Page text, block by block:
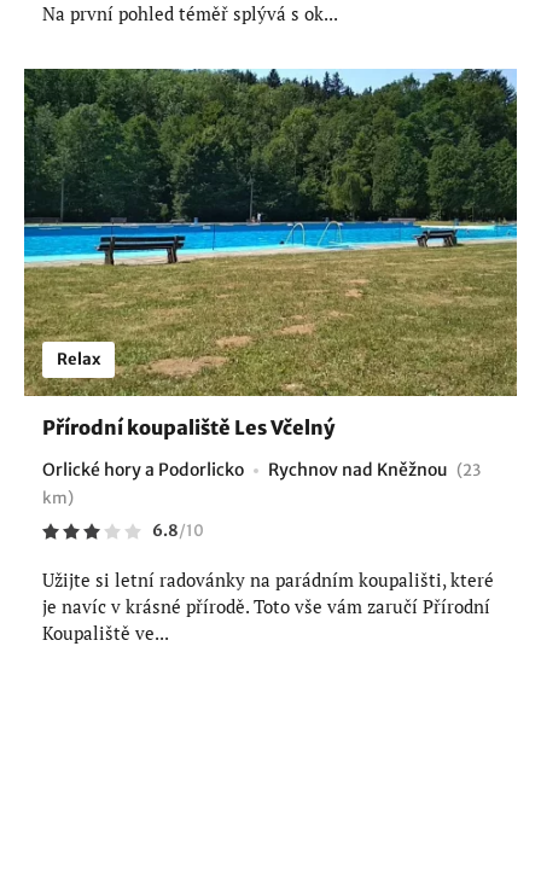
Na první pohled téměř splývá s ok...
Relax
Přírodní koupaliště Les Včelný
Orlické hory a Podorlicko Rychnov nad Kněžnou (23
km)
6.8/10
Užijte si letní radovánky na parádním koupališti, které
je navíc v krásné přírodě. Toto vše vám zaručí Přírodní
Koupaliště ve...